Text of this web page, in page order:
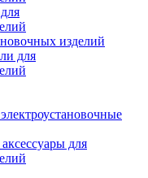
изделий
для
для